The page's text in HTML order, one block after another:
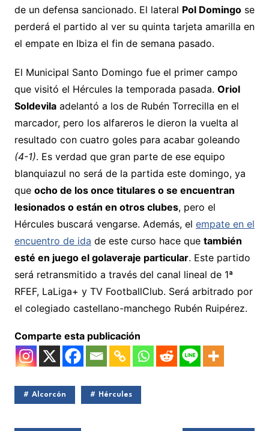
de un defensa sancionado. El lateral Pol Domingose
perderá el partido al ver su quinta tarjeta amarilla en
el empate en Ibiza el fin de semana pasado.
El Municipal Santo Domingo fue el primer campo
que visitó el Hércules la temporada pasada. Oriol
Soldevilaadelantó a los de Rubén Torrecilla en el
marcador, pero los alfareros le dieron la vuelta al
resultado con cuatro goles para acabar goleando
(4-1). Es verdad que gran parte de ese equipo
blanquiazul no será de la partida este domingo, ya
que ocho de los once titulares o se encuentran
lesionados o están en otros clubes, pero el
Hércules buscará vengarse. Además, el empate en el
encuentro de ida de este curso hace que también
esté en juego el golaveraje particular. Este partido
será retransmitido a través del canal lineal de 1ª
RFEF, LaLiga+ y TV FootballClub. Será arbitrado por
el colegiado castellano-manchego Rubén Ruipérez.
Comparte esta publicación
Alcorcón Hércules